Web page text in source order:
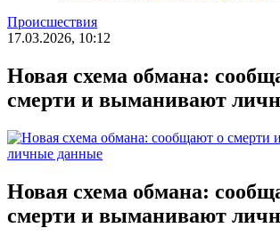
Происшествия
17.03.2026, 10:12
Новая схема обмана:
смерти и выманивают
Новая схема обмана:
смерти и выманивают